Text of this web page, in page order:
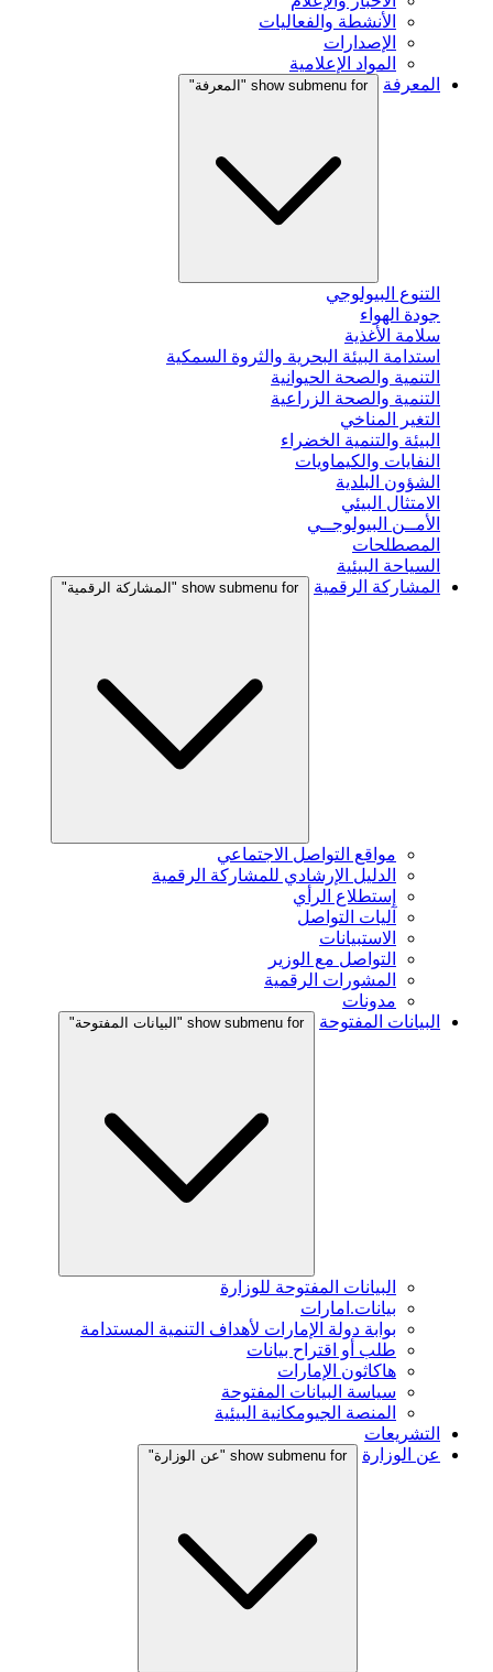
الأنشطة والفعاليات
الإصدارات
المواد الإعلامية
المعرفة
show submenu for "المعرفة"
التنوع البيولوجي
جودة الهواء
سلامة الأغذية
استدامة البيئة البحرية والثروة السمكية
التنمية والصحة الحيوانية
التنمية والصحة الزراعية
التغير المناخي
البيئة والتنمية الخضراء
النفايات والكيماويات
الشؤون البلدية
الامتثال البيئي
الأمــن البيولوجــي
المصطلحات
السياحة البيئية
المشاركة الرقمية
show submenu for "المشاركة الرقمية"
مواقع التواصل الاجتماعي
الدليل الإرشادي للمشاركة الرقمية
إستطلاع الرأي
آليات التواصل
الاستبيانات
التواصل مع الوزير
المشورات الرقمية
مدونات
البيانات المفتوحة
show submenu for "البيانات المفتوحة"
البيانات المفتوحة للوزارة
بيانات.امارات
بوابة دولة الإمارات لأهداف التنمية المستدامة
طلب أو اقتراح بيانات
هاكاثون الإمارات
سياسة البيانات المفتوحة
المنصة الجيومكانية البيئية
التشريعات
عن الوزارة
show submenu for "عن الوزارة"